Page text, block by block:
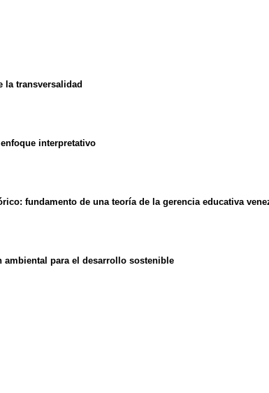
la transversalidad
interpretativo
: fundamento de una teoría de la gerencia educativa
ambiental para el desarrollo sostenible